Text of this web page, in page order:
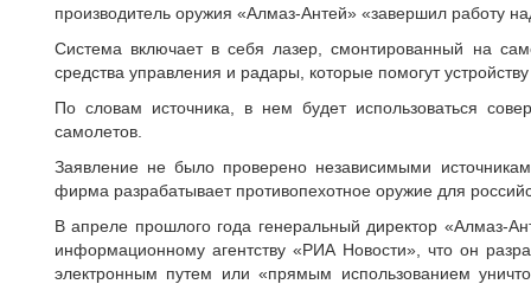
производитель оружия «Алмаз-Антей» «завершил работу
Система включает в себя лазер, смонтированный на
средства управления и радары, которые помогут
По словам источника, в нем будет использоваться
самолетов.
Заявление не было проверено независимыми
фирма разрабатывает противопехотное оружие для
В апреле прошлого года генеральный директор «Алмаз-
информационному агентству «РИА Новости», что он
электронным путем или «прямым использованием